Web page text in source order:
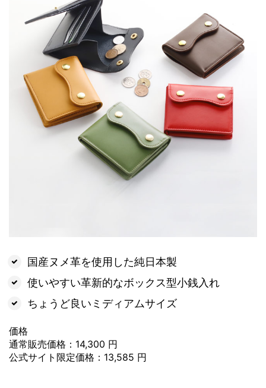
国産ヌメ革を使用した純日本製
使いやすい革新的なボックス型小銭入れ
ちょうど良いミディアムサイズ
価格
通常販売価格：14,300 円
公式サイト限定価格：13,585 円